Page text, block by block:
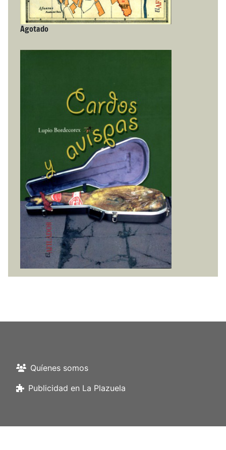
Agotado
Quíenes somos
Publicidad en La Plazuela